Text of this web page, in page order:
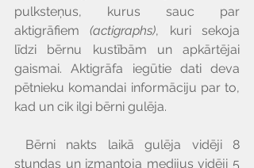
pulksteņus, kurus sauc par
aktigrāfiem (actigraphs), kuri sekoja
līdzi bērnu kustībām un apkārtējai
gaismai. Aktigrāfa iegūtie dati deva
pētnieku komandai informāciju par to,
kad un cik ilgi bērni gulēja.
stundas un izmantoja medijus vidēji 5